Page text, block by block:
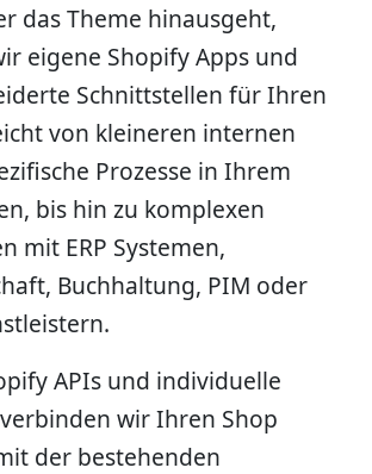
das Theme hinausgeht,
eigene Shopify Apps und
Schnittstellen für Ihren
von kleineren internen
Prozesse in Ihrem
bis hin zu komplexen
mit ERP Systemen,
Buchhaltung, PIM oder
APIs und individuelle
wir Ihren Shop
der bestehenden